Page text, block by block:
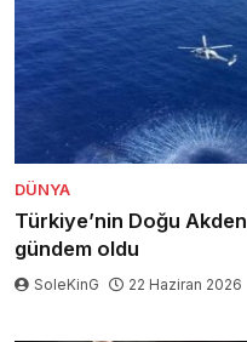
DÜNYA
Türkiye’nin Doğu
gündem oldu
SoleKinG 22 Haziran 2026